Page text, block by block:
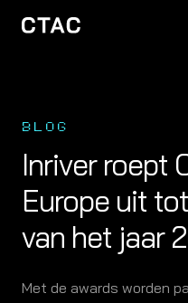
BLOG
Inriver roept
Europe uit
van het jaar
Met de awards worden